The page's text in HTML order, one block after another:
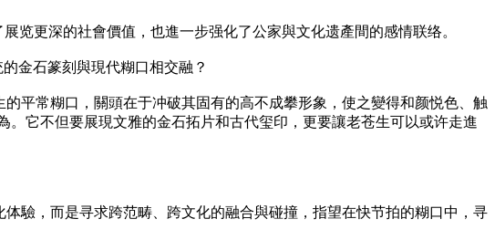
览更深的社會價值，也進一步强化了公家與文化遗產間的感情联络。
金石篆刻與現代糊口相交融？
平常糊口，關頭在于冲破其固有的高不成攀形象，使之變得和颜悦色、触
它不但要展現文雅的金石拓片和古代玺印，更要讓老苍生可以或许走進
驗，而是寻求跨范畴、跨文化的融合與碰撞，指望在快节拍的糊口中，寻